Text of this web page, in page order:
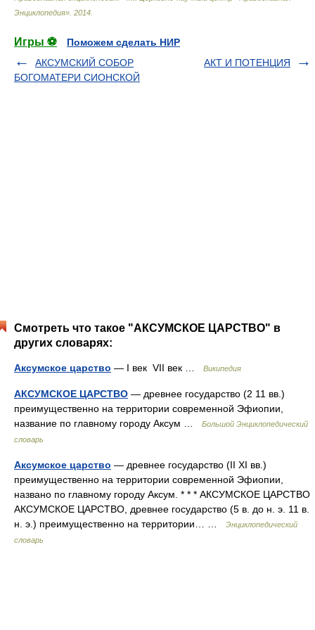
Энциклопедия» 2014
Игры ⚽
Поможем сделать НИР
АКСУМСКИЙ СОБОР
БОГОМАТЕРИ СИОНСКОЙ
АКТ И ПОТЕНЦИЯ
Смотреть что такое "АКСУМСКОЕ ЦАРСТВО" в
других словарях:
Аксумское царство — I век VII век … Википедия
АКСУМСКОЕ ЦАРСТВО — древнее государство (2 11 вв.)
преимущественно на территории современной Эфиопии,
название по главному городу Аксум …
Большой Энциклопедический
словарь
Аксумское царство — древнее государство (II XI вв.)
преимущественно на территории современной Эфиопии,
названо по главному городу Аксум. * * * АКСУМСКОЕ ЦАРСТВО
АКСУМСКОЕ ЦАРСТВО, древнее государство (5 в. до н. э. 11 в.
н. э.) преимущественно на территории… …
Энциклопедический
словарь